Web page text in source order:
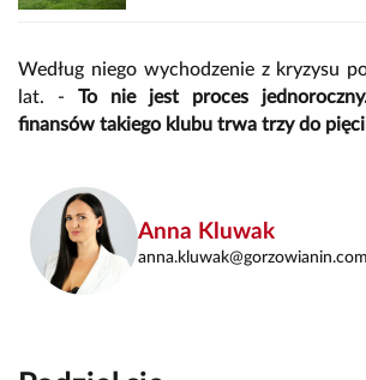
Według niego wychodzenie z kryzysu
lat. - To nie jest proces
finansów takiego klubu trwa trzy do
Anna Kluwak
anna.kluwak@gorzowianin.com